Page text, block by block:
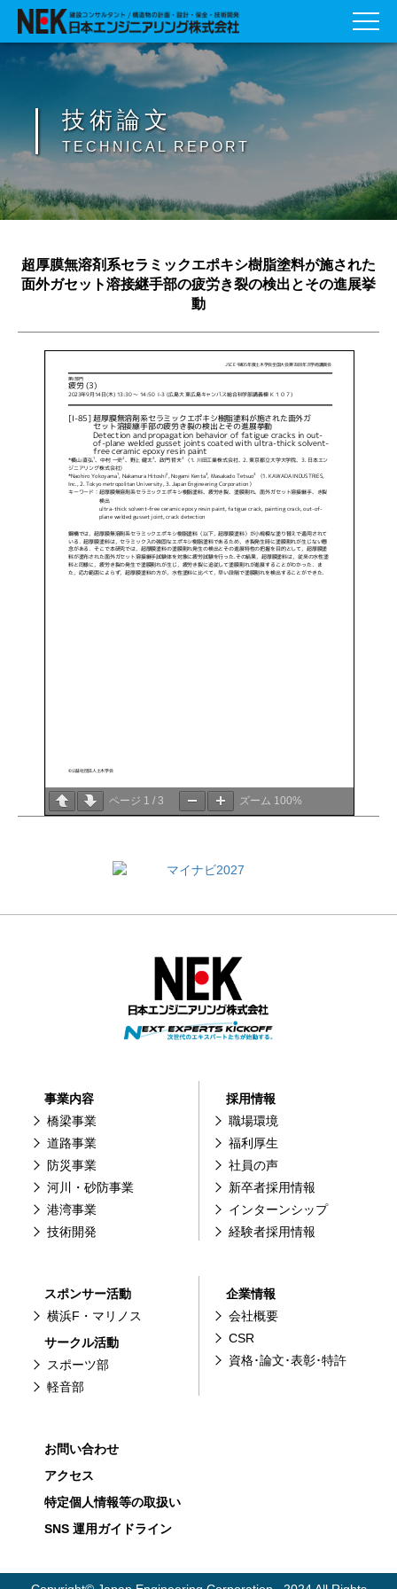
技術論文
TECHNICAL REPORT
超厚膜無溶剤系セラミックエポキシ樹脂塗料が施された
面外ガセット溶接継手部の疲労き裂の検出とその進展挙
動
ページ 1 / 3 ズーム 100%
事業内容
橋梁事業
道路事業
防災事業
河川・砂防事業
港湾事業
技術開発
採用情報
職場環境
福利厚生
社員の声
新卒者採用情報
インターンシップ
経験者採用情報
スポンサー活動
横浜F・マリノス
サークル活動
スポーツ部
軽音部
企業情報
会社概要
CSR
資格･論文･表彰･特許
お問い合わせ
アクセス
特定個人情報等の取扱い
SNS 運用ガイドライン